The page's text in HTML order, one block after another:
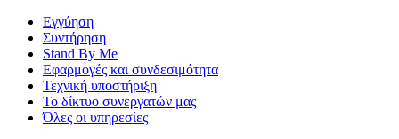
Εγγύηση
Συντήρηση
Stand By Me
Εφαρμογές και συνδεσιμότητα
Τεχνική υποστήριξη
Το δίκτυο συνεργατών μας
Όλες οι υπηρεσίες